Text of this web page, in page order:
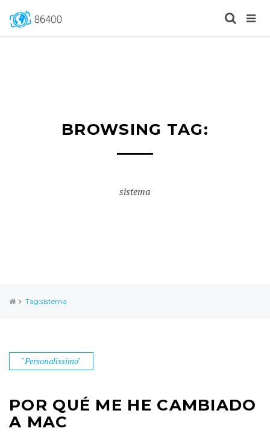
BROWSING TAG:
sistema
Tag:sistema
"Personalissimo"
POR QUÉ ME HE CAMBIADO
A MAC